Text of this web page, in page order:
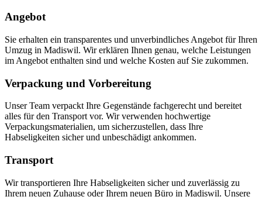
Angebot
Sie erhalten ein transparentes und unverbindliches Angebot für Ihren
Umzug in Madiswil. Wir erklären Ihnen genau, welche Leistungen
im Angebot enthalten sind und welche Kosten auf Sie zukommen.
Verpackung und Vorbereitung
Unser Team verpackt Ihre Gegenstände fachgerecht und bereitet
alles für den Transport vor. Wir verwenden hochwertige
Verpackungsmaterialien, um sicherzustellen, dass Ihre
Habseligkeiten sicher und unbeschädigt ankommen.
Transport
Wir transportieren Ihre Habseligkeiten sicher und zuverlässig zu
Ihrem neuen Zuhause oder Ihrem neuen Büro in Madiswil. Unsere